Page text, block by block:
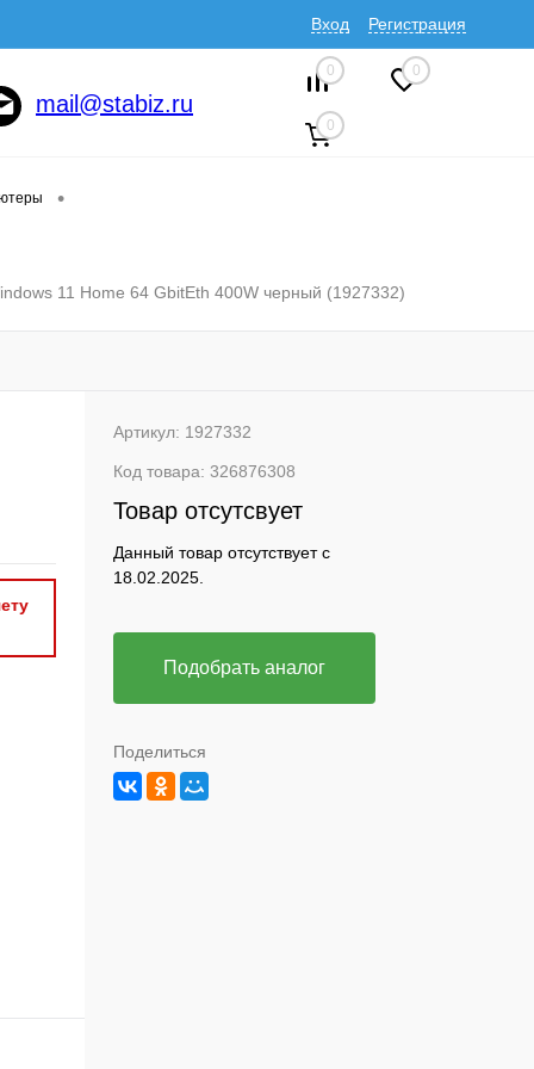
Вход Регистрация
mail@stabiz.ru
0 0
0
•
11 Home 64 GbitEth 400W черный (1927332)
Артикул: 1927332
Код товара: 326876308
Товар отсутсвует
Данный товар отсутствует с
18.02.2025.
Подобрать аналог
Поделиться